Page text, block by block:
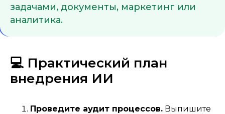
задачами, документы, маркетинг или
аналитика.
💻 Практический план
внедрения ИИ
Проведите аудит процессов. Выпишите